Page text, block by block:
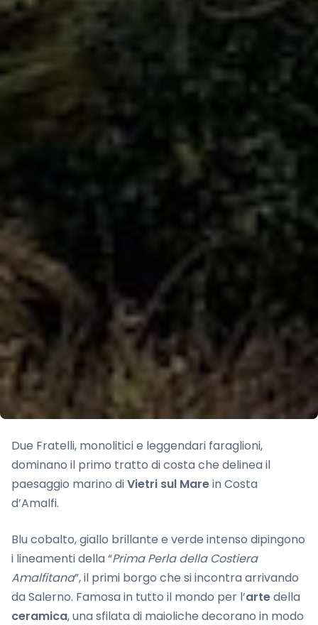
Due Fratelli, monolitici e leggendari faraglioni,
dominano il primo tratto di costa che delinea il
paesaggio marino diVietri sul Marein Costa
d’Amalfi.
Blu cobalto, giallo brillante e verde intenso dipingono
i lineamenti della “Prima Perla della Costiera
Amalfitana”, il primi borgo che si incontra arrivando
da Salerno. Famosa in tutto il mondo per l’artedella
ceramica, una sfilata di maioliche decorano in modo